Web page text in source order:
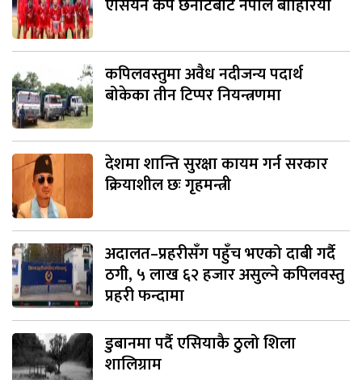
एसियन कप छनोटबाट नेपाल बाहिरियो
कपिलवस्तुमा अवैध नदीजन्य पदार्थ
बोकेका तीन टिप्पर नियन्त्रणमा
देशमा शान्ति सुरक्षा कायम गर्न सरकार
क्रियाशील छः गृहमन्त्री
अदालत–प्रहरीसँग पहुँच भएको दाबी गर्दै
ठगी, ५ लाख ६२ हजार असुल्ने कपिलवस्तु
प्रहरी फन्दामा
डुबानमा पर्दै एसियाकै ठुलो शिला
शालिग्राम